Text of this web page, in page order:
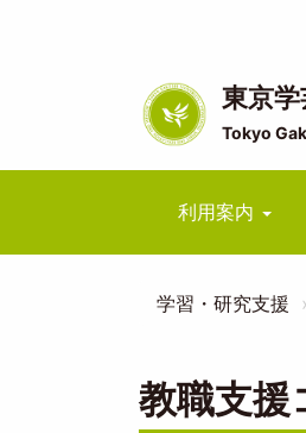
ン
移
東京
Tokyo
Main
利用案内
学習・研究支援
教職支援